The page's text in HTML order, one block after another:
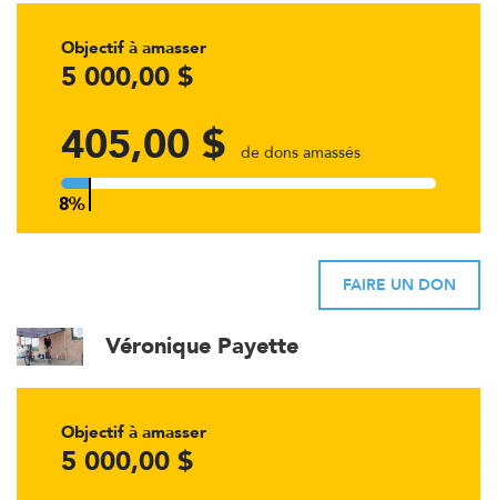
Objectif à amasser
5 000,00 $
405,00 $ de dons amassés
FAIRE UN DON
Véronique Payette
Objectif à amasser
5 000,00 $